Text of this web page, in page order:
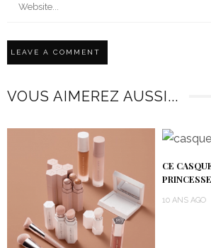
VOUS AIMEREZ AUSSI...
CE
10 ANS AGO